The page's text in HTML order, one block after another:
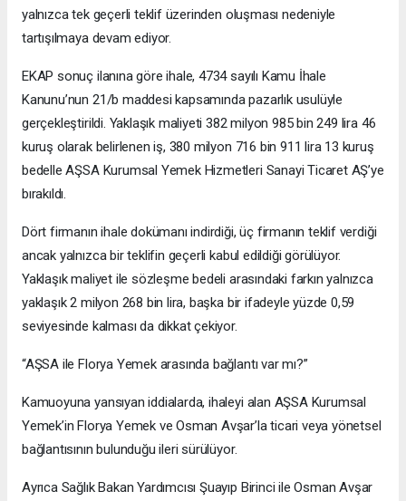
yalnızca tek geçerli teklif üzerinden oluşması nedeniyle
tartışılmaya devam ediyor.
EKAP sonuç ilanına göre ihale, 4734 sayılı Kamu İhale
Kanunu’nun 21/b maddesi kapsamında pazarlık usulüyle
gerçekleştirildi. Yaklaşık maliyeti 382 milyon 985 bin 249 lira 46
kuruş olarak belirlenen iş, 380 milyon 716 bin 911 lira 13 kuruş
bedelle AŞSA Kurumsal Yemek Hizmetleri Sanayi Ticaret AŞ’ye
bırakıldı.
Dört firmanın ihale dokümanı indirdiği, üç firmanın teklif verdiği
ancak yalnızca bir teklifin geçerli kabul edildiği görülüyor.
Yaklaşık maliyet ile sözleşme bedeli arasındaki farkın yalnızca
yaklaşık 2 milyon 268 bin lira, başka bir ifadeyle yüzde 0,59
seviyesinde kalması da dikkat çekiyor.
“AŞSA ile Florya Yemek arasında bağlantı var mı?”
Kamuoyuna yansıyan iddialarda, ihaleyi alan AŞSA Kurumsal
Yemek’in Florya Yemek ve Osman Avşar’la ticari veya yönetsel
bağlantısının bulunduğu ileri sürülüyor.
Ayrıca Sağlık Bakan Yardımcısı Şuayıp Birinci ile Osman Avşar